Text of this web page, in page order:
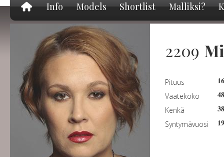
Info Models Shortlist Malliksi?
2209
Pituus
Vaatekoko 48
Kenkä 38
Syntymävuosi